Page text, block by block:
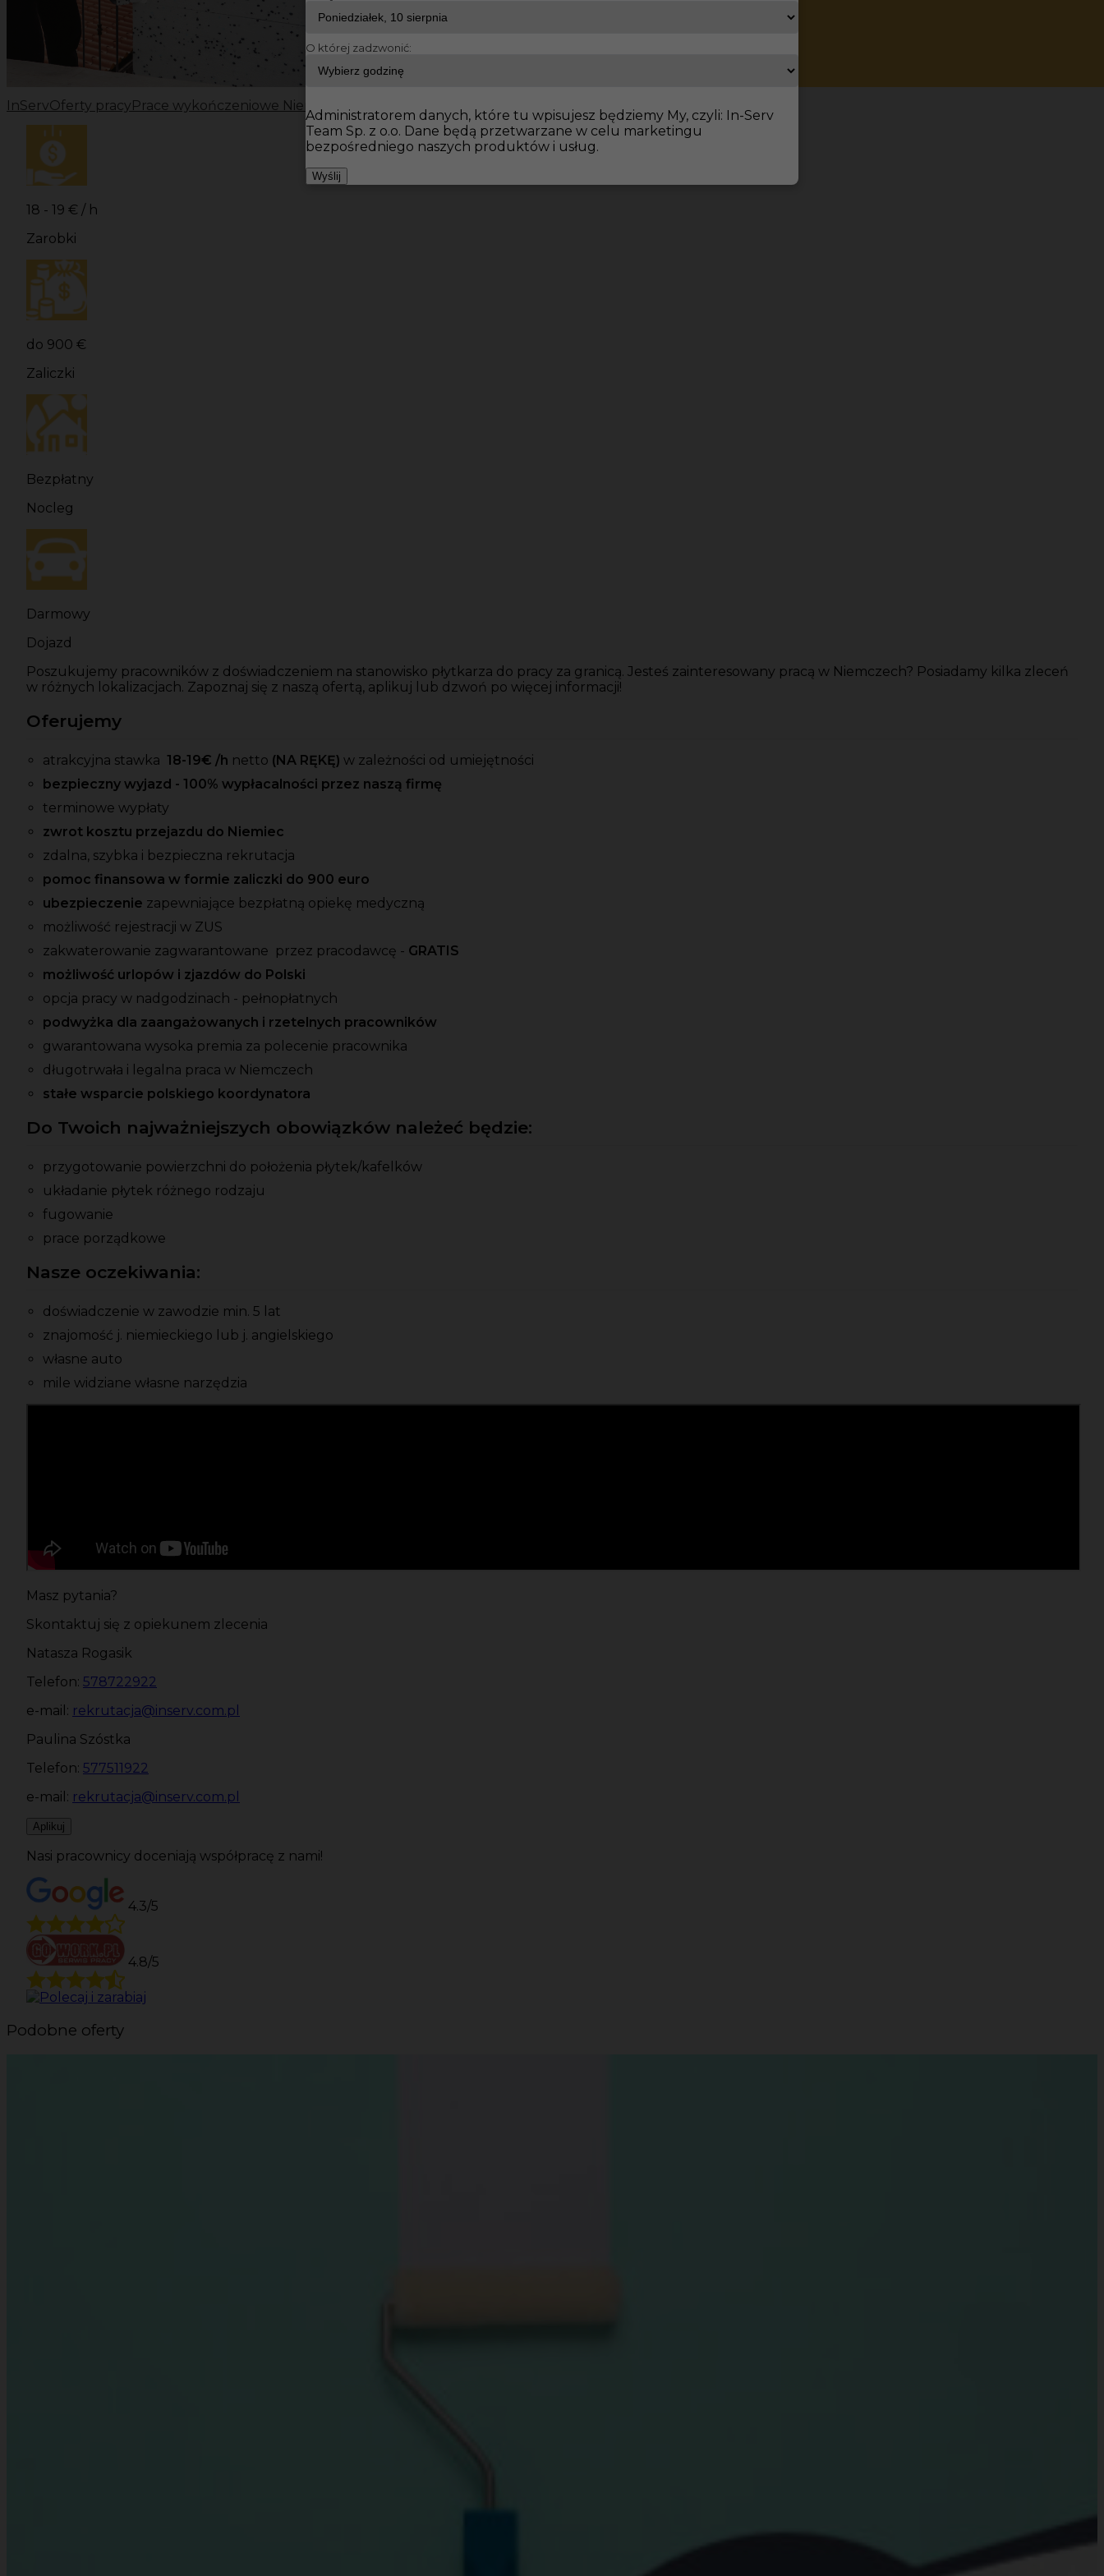
InServOferty pracy Prace wykończeniowe Niemcy Prace wykończeniowe Praca dla Glazurnika / Płytkarza w Niemczech
18 - 19 € / h
Zarobki
do 900 €
Zaliczki
Bezpłatny
Nocleg
Darmowy
Dojazd
Poszukujemy pracowników z doświadczeniem na stanowisko płytkarza do pracy za granicą. Jesteś zainteresowany pracą w Niemczech? Posiadamy kilka zleceń
w różnych lokalizacjach. Zapoznaj się z naszą ofertą, aplikuj lub dzwoń po więcej informacji!
Oferujemy
atrakcyjna stawka 18-19€ /h netto (NA RĘKĘ) w zależności od umiejętności
bezpieczny wyjazd - 100% wypłacalności przez naszą firmę
terminowe wypłaty
zwrot kosztu przejazdu do Niemiec
zdalna, szybka i bezpieczna rekrutacja
pomoc finansowa w formie zaliczki do 900 euro
ubezpieczenie zapewniające bezpłatną opiekę medyczną
możliwość rejestracji w ZUS
zakwaterowanie zagwarantowane przez pracodawcę - GRATIS
możliwość urlopów i zjazdów do Polski
opcja pracy w nadgodzinach - pełnopłatnych
podwyżka dla zaangażowanych i rzetelnych pracowników
gwarantowana wysoka premia za polecenie pracownika
długotrwała i legalna praca w Niemczech
stałe wsparcie polskiego koordynatora
Do Twoich najważniejszych obowiązków należeć będzie:
przygotowanie powierzchni do położenia płytek/kafelków
układanie płytek różnego rodzaju
fugowanie
prace porządkowe
Nasze oczekiwania:
doświadczenie w zawodzie min. 5 lat
znajomość j. niemieckiego lub j. angielskiego
własne auto
mile widziane własne narzędzia
Masz pytania?
Skontaktuj się z opiekunem zlecenia
Natasza Rogasik
Telefon: 578722922
e-mail: rekrutacja@inserv.com.pl
Paulina Szóstka
Telefon: 577511922
e-mail: rekrutacja@inserv.com.pl
Aplikuj
Nasi pracownicy doceniają współpracę z nami!
4.3/5
4.8/5
Podobne oferty
O której zadzwonić:
Administratorem danych, które tu wpisujesz będziemy My, czyli: In-Serv
Team Sp. z o.o. Dane będą przetwarzane w celu marketingu
bezpośredniego naszych produktów i usług.
Wyślij